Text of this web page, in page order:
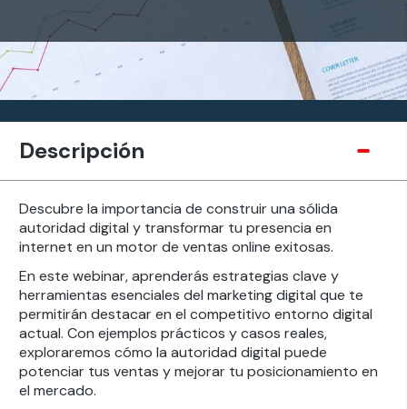
Descripción
Descubre la importancia de construir una sólida
autoridad digital y transformar tu presencia en
internet en un motor de ventas online exitosas.
En este webinar, aprenderás estrategias clave y
herramientas esenciales del marketing digital que te
permitirán destacar en el competitivo entorno digital
actual. Con ejemplos prácticos y casos reales,
exploraremos cómo la autoridad digital puede
potenciar tus ventas y mejorar tu posicionamiento en
el mercado.